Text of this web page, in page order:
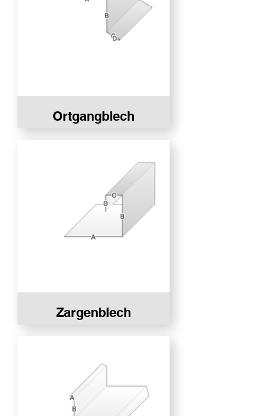
Ortgangblech
Zargenblech